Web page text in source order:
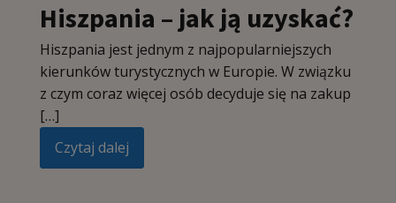
Hiszpania – jak ją uzyskać?
Hiszpania jest jednym z najpopularniejszych
kierunków turystycznych w Europie. W związku
z czym coraz więcej osób decyduje się na zakup
[…]
Czytaj dalej